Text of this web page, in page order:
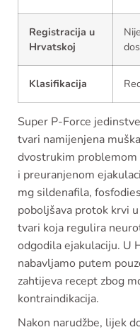
Registracija u
Hrvatskoj
Klasifikacija
Super P-Force
tvari namijenjena
dvostrukim
i preuranjenom
mg sildenafila,
poboljšava protok krvi
tvari koja regulira
odgodila ejakulaciju. U
nabavljamo putem
zahtijeva recept zbog
kontraindikacija.
Nakon narudžbe, lijek